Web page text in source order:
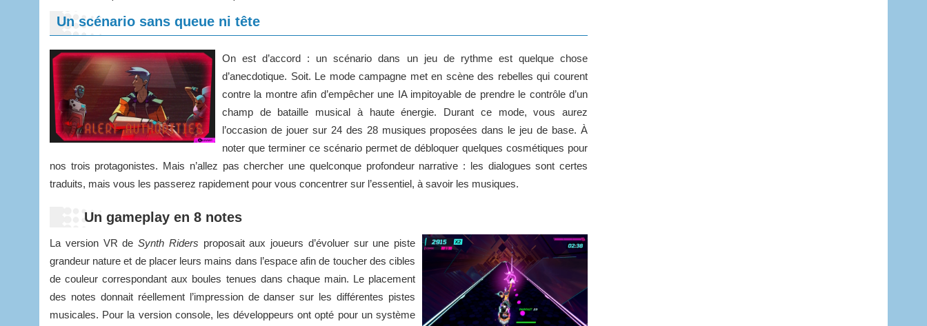
Un scénario sans queue ni tête
On est d’accord : un scénario dans un jeu de rythme est quelque chose
d’anecdotique. Soit. Le mode campagne met en scène des rebelles qui courent
contre la montre afin d’empêcher une IA impitoyable de prendre le contrôle d’un
champ de bataille musical à haute énergie. Durant ce mode, vous aurez
l’occasion de jouer sur 24 des 28 musiques proposées dans le jeu de base. À
noter que terminer ce scénario permet de débloquer quelques cosmétiques pour
nos trois protagonistes. Mais n’allez pas chercher une quelconque profondeur narrative : les dialogues sont certes
traduits, mais vous les passerez rapidement pour vous concentrer sur l’essentiel, à savoir les musiques.
Un gameplay en 8 notes
La version VR de Synth Riders proposait aux joueurs d’évoluer sur une piste
grandeur nature et de placer leurs mains dans l’espace afin de toucher des cibles
de couleur correspondant aux boules tenues dans chaque main. Le placement
des notes donnait réellement l’impression de danser sur les différentes pistes
musicales. Pour la version console, les développeurs ont opté pour un système